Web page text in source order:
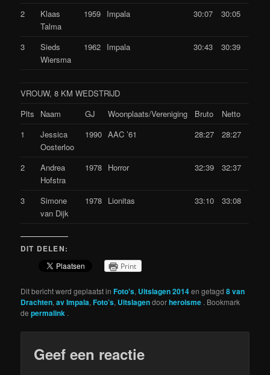
2
Klaas
Talma
1959 Impala 30:07 30:05
3
Sieds
Wiersma
1962 Impala 30:43 30:39
VROUW, 8 KM WEDSTRIJD
Plts
Naam GJ Woonplaats/Vereniging Bruto
Netto
1
Jessica
Oosterloo
1990 AAC ’61 28:27 28:27
2
Andrea
Hofstra
1978 Horror 32:39 32:37
3
Simone
van Dijk
1978 Lionitas 33:10 33:08
DIT DELEN:
Print
Dit bericht werd geplaatst inFoto's, Uitslagen 2014en getagd8 van
Drachten,av Impala,Foto’s, Uitslagendoorheroisme . Bookmark
depermalink .
Geef een reactie